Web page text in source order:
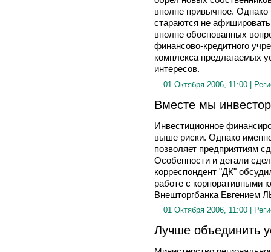
вполне привычное.
стараются не
вполне обоснованных
финансово-кредитного
комплекса предлагаемых
интересов.
01 Октября 2006, 11:00 |
Вместе мы
Инвестиционное
выше риски. Однако
позволяет предприятиям
Особенности и детали
корреспондент "ДК"
работе с корпоративными
Внешторгбанка
01 Октября 2006, 11:00 |
Лучше объединить